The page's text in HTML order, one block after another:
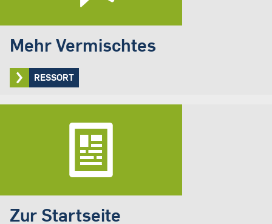
Mehr Vermischtes
RESSORT
Zur Startseite